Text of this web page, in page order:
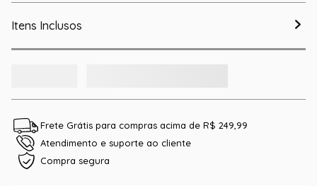
Itens Inclusos
Frete Grátis para compras acima de R$ 249,99
Atendimento e suporte ao cliente
Compra segura